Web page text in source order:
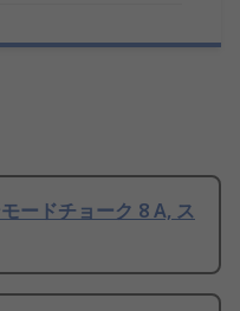
ードチョーク 8 A, ス